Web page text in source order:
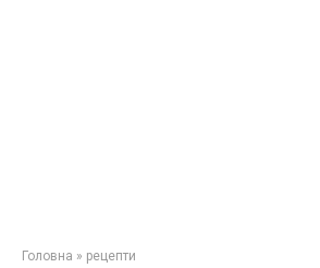
Головна » рецепти